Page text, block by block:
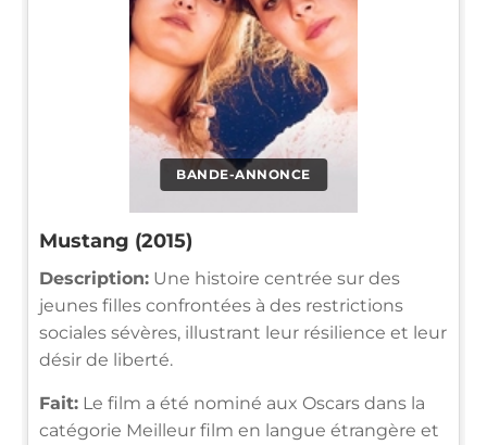
BANDE-ANNONCE
Mustang (2015)
Description: Une histoire centrée sur des
jeunes filles confrontées à des restrictions
sociales sévères, illustrant leur résilience et leur
désir de liberté.
Fait: Le film a été nominé aux Oscars dans la
catégorie Meilleur film en langue étrangère et